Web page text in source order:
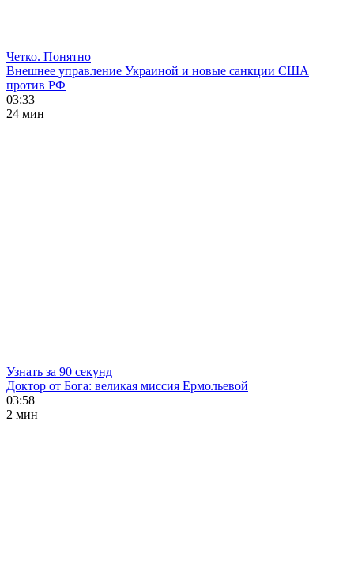
Четко. Понятно
Внешнее управление Украиной и новые санкции США
против РФ
03:33
24 мин
Узнать за 90 секунд
Доктор от Бога: великая миссия Ермольевой
03:58
2 мин